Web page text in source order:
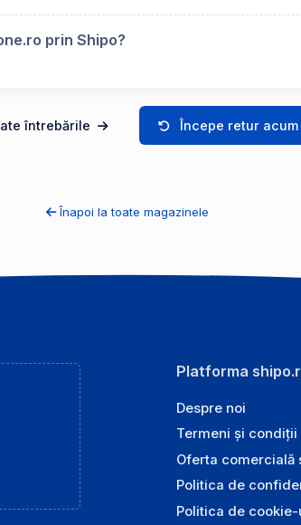
prin Shipo?
întrebările Începe retur acum
Înapoi la toate magazinele
Platforma
Despre noi
Termeni și condiții
Oferta comercială
Politica de
Politica de cookie-